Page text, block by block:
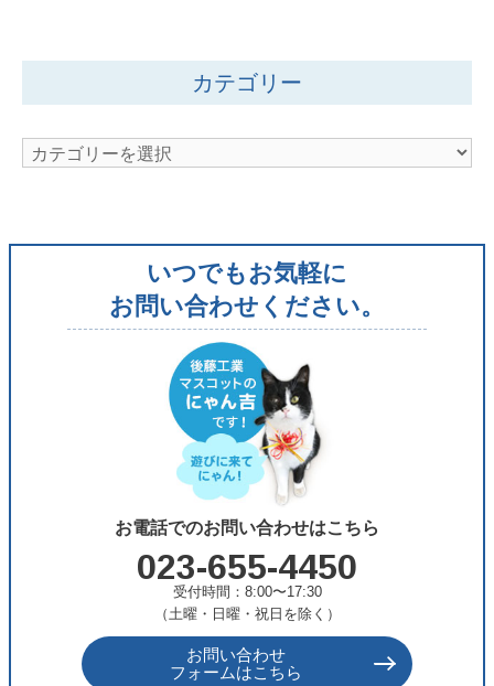
イ
カテゴリー
カ
リ
いつでもお気軽に
お問い合わせください。
お電話でのお問い合わせはこちら
023-655-4450
受付時間：8:00〜17:30
（土曜・日曜・祝日を除く）
お問い合わせ
フォームはこちら